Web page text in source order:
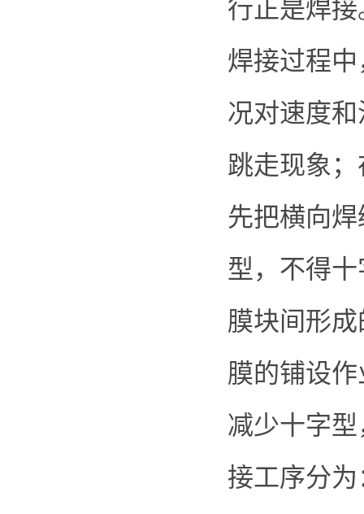
行正是焊
焊接过程
况对速度
跳走现象
先把横向
型，不得
膜块间形
膜的铺设
减少十字
接工序分